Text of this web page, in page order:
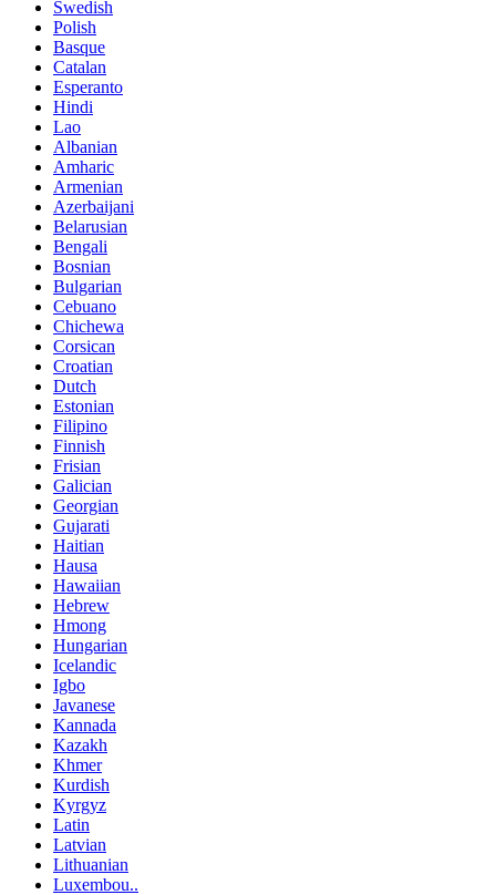
Swedish
Polish
Basque
Catalan
Esperanto
Hindi
Lao
Albanian
Amharic
Armenian
Azerbaijani
Belarusian
Bengali
Bosnian
Bulgarian
Cebuano
Chichewa
Corsican
Croatian
Dutch
Estonian
Filipino
Finnish
Frisian
Galician
Georgian
Gujarati
Haitian
Hausa
Hawaiian
Hebrew
Hmong
Hungarian
Icelandic
Igbo
Javanese
Kannada
Kazakh
Khmer
Kurdish
Kyrgyz
Latin
Latvian
Lithuanian
Luxembou..